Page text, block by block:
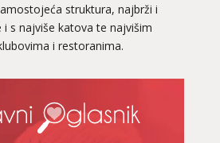
struktura, najbrži i
s najviše katova te najvišim
i restoranima.